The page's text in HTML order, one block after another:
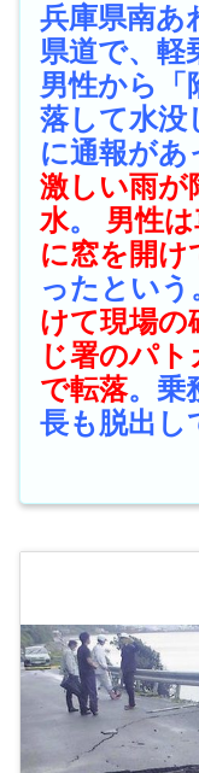
兵庫県南あ
県道で、軽
男性から「
落して水没
に通報があ
激しい雨が
水。 男性
に窓を開け
ったという
けて現場の
じ署のパ
で転落。乗
長も脱出し